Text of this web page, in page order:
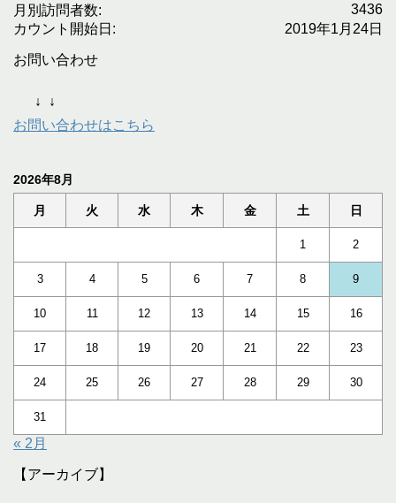
3436
月別訪問者数:
2019年1月24日
カウント開始日:
お問い合わせ
↓
↓
お問い合わせはこちら
2026年8月
月 火 水 木 金 土 日
1 2
3 4 5 6 7 8 9
10 11 12 13 14 15 16
17 18 19 20 21 22 23
24 25 26 27 28 29 30
31
« 2月
【アーカイブ】